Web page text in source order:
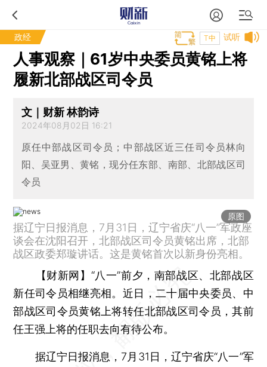
政经 试听
T中
人事观察｜61岁中央委员黄铭上将
履新北部战区司令员
文｜财新 林韵诗
2024年08月02日 16:21
原任中部战区司令员；中部战区近三任司令员林向
阳、吴亚男、黄铭，现分任东部、南部、北部战区司
令员
原图
据辽宁日报消息，7月31日，辽宁省庆“八一”军政座
谈会在沈阳召开，北部战区司令员黄铭出席，北部
战区政委郑璇讲话。这是黄铭首次以新身份亮相。
【财新网】 “八一”前夕，南部战区、北部战区
新任司令员相继亮相。近日，二十届中央委员、中
部战区司令员黄铭上将转任北部战区司令员，其前
任王强上将的任职去向有待公布。
据辽宁日报消息，7月31日，辽宁省庆“八一”军